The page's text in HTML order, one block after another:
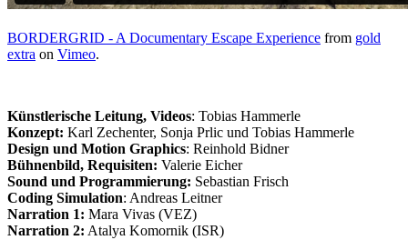
BORDERGRID - A Documentary Escape Experience from gold
extra on Vimeo.
Künstlerische Leitung, Videos: Tobias Hammerle
Konzept: Karl Zechenter, Sonja Prlic und Tobias Hammerle
Design und Motion Graphics: Reinhold Bidner
Bühnenbild, Requisiten: Valerie Eicher
Sound und Programmierung: Sebastian Frisch
Coding Simulation: Andreas Leitner
Narration 1: Mara Vivas (VEZ)
Narration 2: Atalya Komornik (ISR)